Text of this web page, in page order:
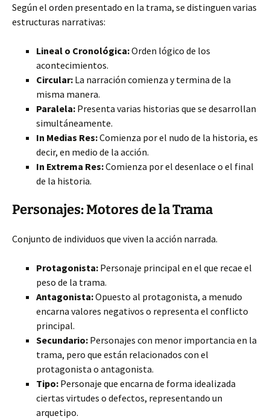
Según el orden presentado en la trama, se distinguen varias
estructuras narrativas:
Lineal o Cronológica:Orden lógico de los
acontecimientos.
Circular: La narración comienza y termina de la
misma manera.
Paralela: Presenta varias historias que se desarrollan
simultáneamente.
In Medias Res:Comienza por el nudo de la historia, es
decir, en medio de la acción.
In Extrema Res:Comienza por el desenlace o el final
de la historia.
Personajes: Motores de la Trama
Conjunto de individuos que viven la acción narrada.
Protagonista: Personaje principal en el que recae el
peso de la trama.
Antagonista:Opuesto al protagonista, a menudo
encarna valores negativos o representa el conflicto
principal.
Secundario: Personajes con menor importancia en la
trama, pero que están relacionados con el
protagonista o antagonista.
Tipo: Personaje que encarna de forma idealizada
ciertas virtudes o defectos, representando un
arquetipo.